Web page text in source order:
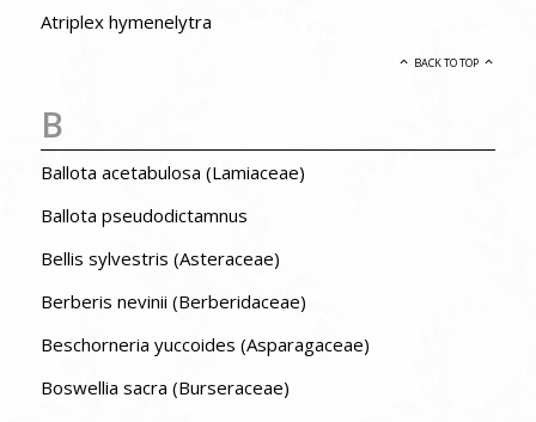
Atriplex hymenelytra
BACK TO TOP
B
Ballota acetabulosa (Lamiaceae)
Ballota pseudodictamnus
Bellis sylvestris (Asteraceae)
Berberis nevinii (Berberidaceae)
Beschorneria yuccoides (Asparagaceae)
Boswellia sacra (Burseraceae)